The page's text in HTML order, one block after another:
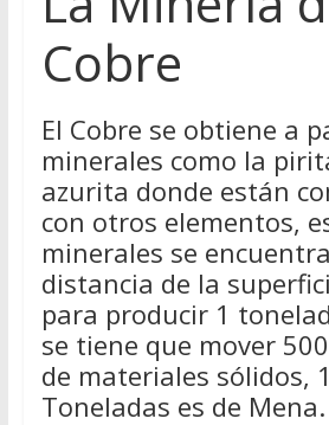
Cobre
El Cobre se obtiene a
minerales como la
azurita donde están
con otros elementos,
minerales se
distancia de la
para producir 1
se tiene que mover
de materiales sólidos,
Toneladas es de Mena.